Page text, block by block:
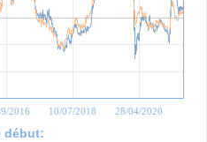
2016 10/07/2018 28/04/2020
début: